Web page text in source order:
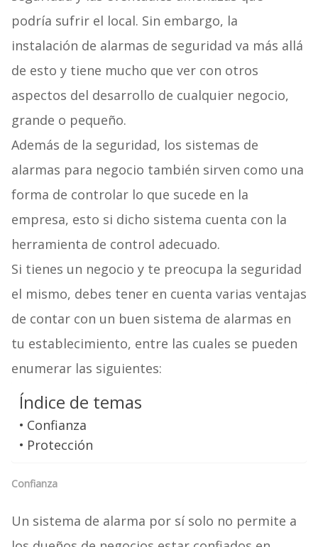
podría sufrir el local. Sin embargo, la
instalación de alarmas de seguridad va más allá
de esto y tiene mucho que ver con otros
aspectos del desarrollo de cualquier negocio,
grande o pequeño.
Además de la seguridad, los sistemas de
alarmas para negocio también sirven como una
forma de controlar lo que sucede en la
empresa, esto si dicho sistema cuenta con la
herramienta de control adecuado.
Si tienes un negocio y te preocupa la seguridad
el mismo, debes tener en cuenta varias ventajas
de contar con un buen sistema de alarmas en
tu establecimiento, entre las cuales se pueden
enumerar las siguientes:
Índice de temas
Confianza
Protección
Confianza
Un sistema de alarma por sí solo no permite a